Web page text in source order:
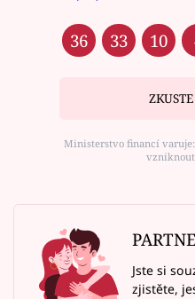
36 33 10
Ministerstvo financí
Jste si
zjistěte,